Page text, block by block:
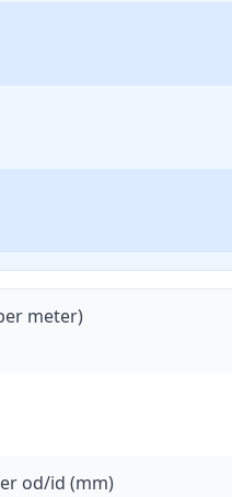
meter)
od/id (mm)